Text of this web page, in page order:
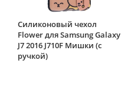
Силиконовый чехол
Flower для Samsung Galaxy
J7 2016 J710F Мишки (с
ручкой)